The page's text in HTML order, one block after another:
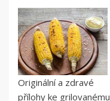
Originální a zdravé
přílohy ke grilovanému